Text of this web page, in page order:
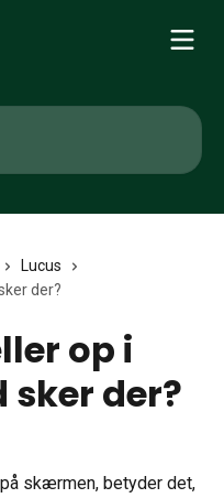
Lucus
der?
op i
der?
skærmen, betyder det,